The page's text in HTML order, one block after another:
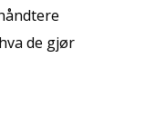
de gjør